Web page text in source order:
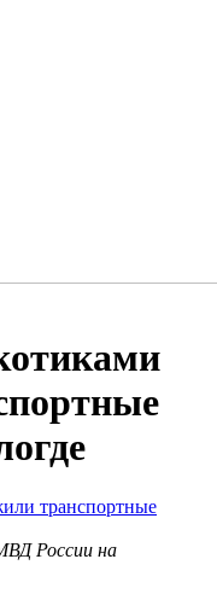
России на